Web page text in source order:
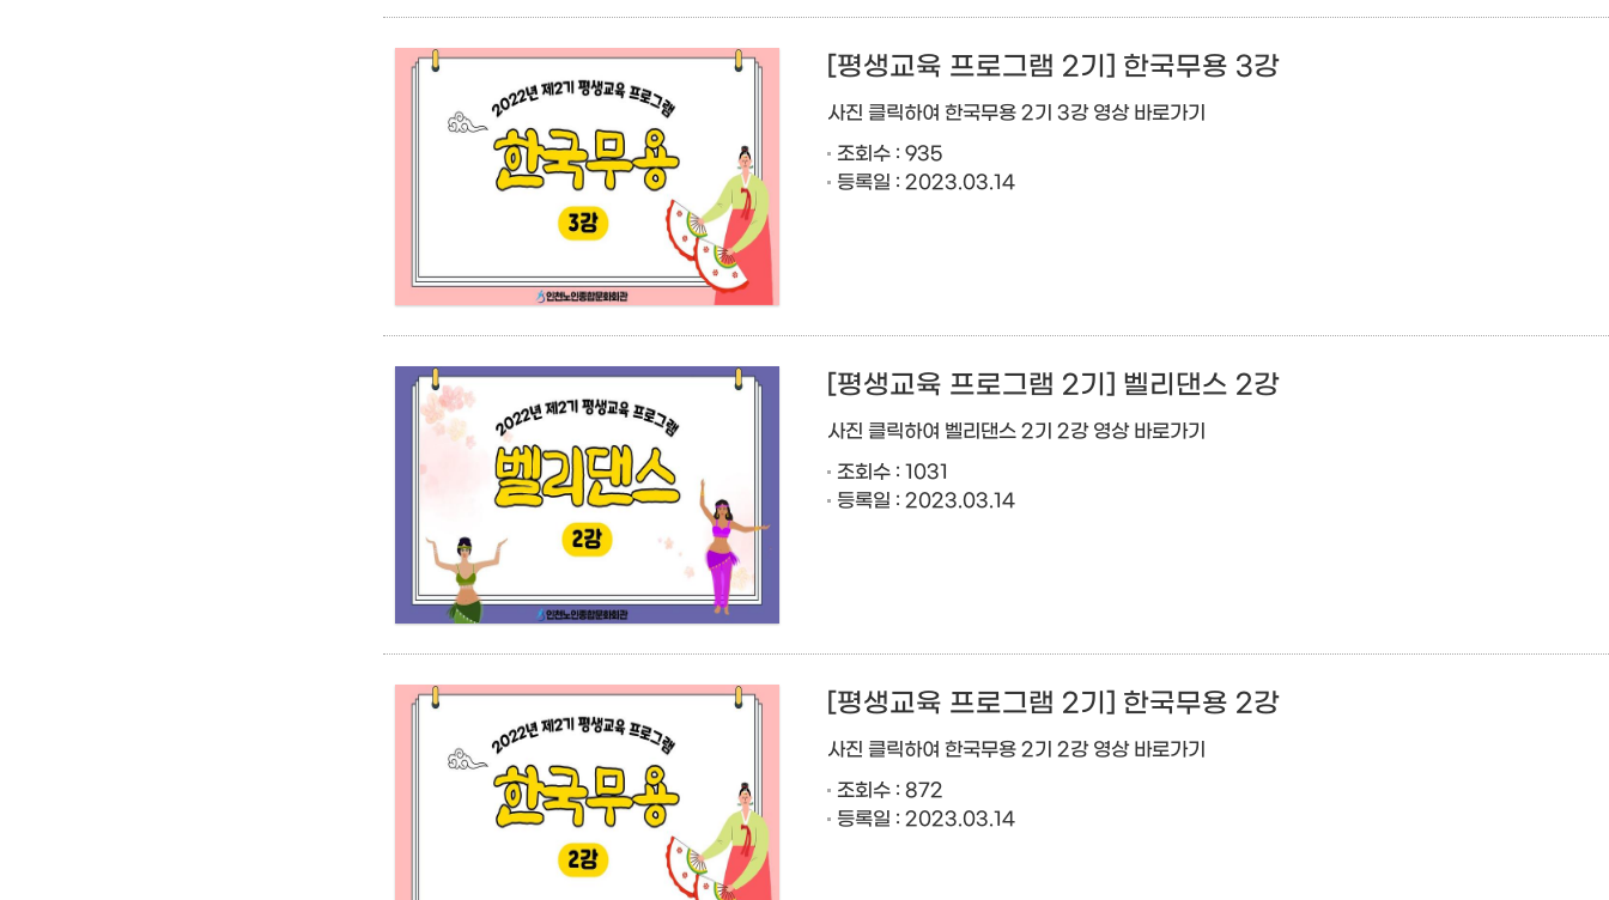
[평생교육 프로그램 2기] 한국무용 3강
사진 클릭하여 한국무용 2기 3강 영상 바로가기
조회수 : 935
등록일 : 2023.03.14
[평생교육 프로그램 2기] 벨리댄스 2강
사진 클릭하여 벨리댄스 2기 2강 영상 바로가기
조회수 : 1031
등록일 : 2023.03.14
[평생교육 프로그램 2기] 한국무용 2강
사진 클릭하여 한국무용 2기 2강 영상 바로가기
조회수 : 872
등록일 : 2023.03.14